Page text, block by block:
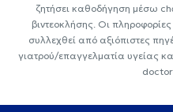
ζητήσει καθοδήγηση μέσω
βιντεοκλήσης. Οι
συλλεχθεί από αξιόπιστες
γιατρού/επαγγελματία υγείας